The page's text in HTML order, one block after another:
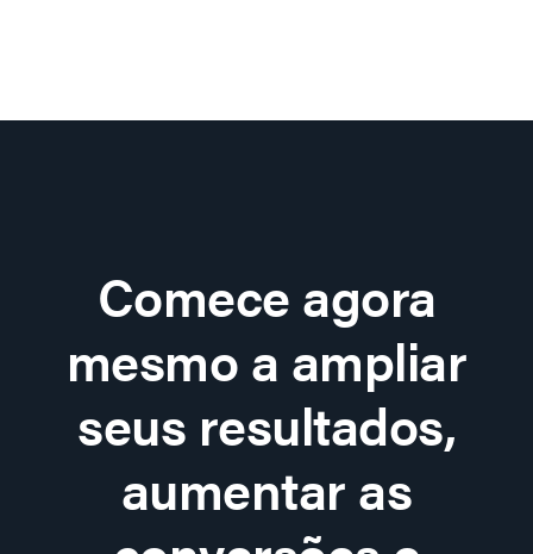
Comece agora
mesmo a ampliar
seus resultados,
aumentar as